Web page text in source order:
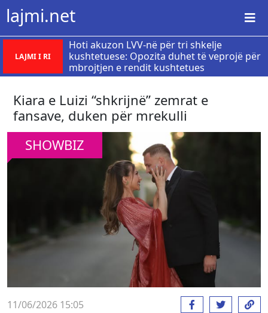
lajmi.net
LAJMI I RI
Hoti akuzon LVV-në për tri shkelje
kushtetuese: Opozita duhet të veprojë për
mbrojtjen e rendit kushtetues
Kiara e Luizi “shkrijnë” zemrat e
fansave, duken për mrekulli
SHOWBIZ
11/06/2026 15:05